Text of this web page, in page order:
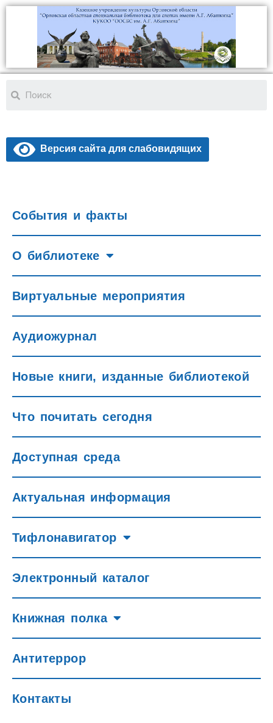
Версия сайта для слабовидящих
События и факты
О библиотеке
Виртуальные мероприятия
Аудиожурнал
Новые книги, изданные библиотекой
Что почитать сегодня
Доступная среда
Актуальная информация
Тифлонавигатор
Электронный каталог
Книжная полка
Антитеррор
Контакты